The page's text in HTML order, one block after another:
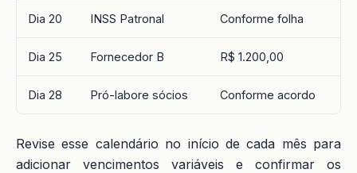
Dia 20 INSS Patronal Conforme folha
Dia 25 Fornecedor B R$ 1.200,00
Dia 28 Pró-labore sócios Conforme acordo
Revise esse calendário no início de cada mês para
adicionar vencimentos variáveis e confirmar os